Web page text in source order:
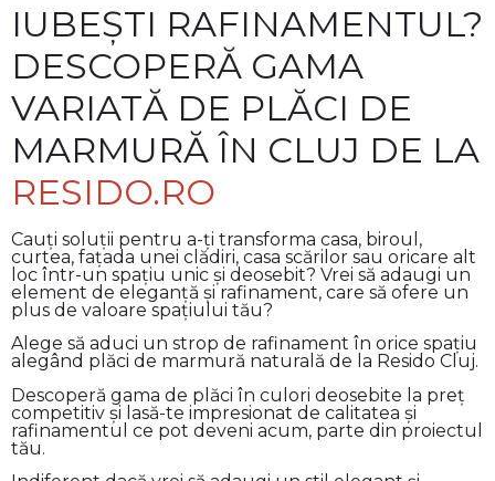
IUBEȘTI RAFINAMENTUL?
DESCOPERĂ GAMA
VARIATĂ DE PLĂCI DE
MARMURĂ ÎN CLUJ DE LA
RESIDO.RO
Cauți soluții pentru a-ți transforma casa, biroul,
curtea, fațada unei clădiri, casa scărilor sau oricare alt
loc într-un spațiu unic și deosebit? Vrei să adaugi un
element de eleganță și rafinament, care să ofere un
plus de valoare spațiului tău?
Alege să aduci un strop de rafinament în orice spațiu
alegând plăci de marmură naturală de la Resido Cluj.
Descoperă gama de plăci în culori deosebite la preț
competitiv și lasă-te impresionat de calitatea și
rafinamentul ce pot deveni acum, parte din proiectul
tău.